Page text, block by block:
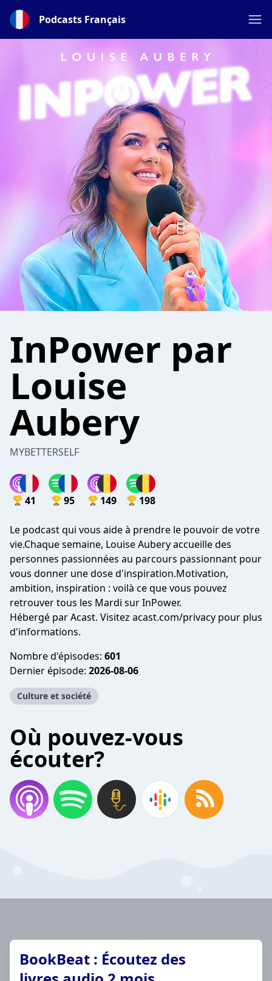
Podcasts Français
InPower par
Louise
Aubery
MYBETTERSELF
41 95 149 198
Le podcast qui vous aide à prendre le pouvoir de votre
vie.Chaque semaine, Louise Aubery accueille des
personnes passionnées au parcours passionnant pour
vous donner une dose d'inspiration.Motivation,
ambition, inspiration : voilà ce que vous pouvez
retrouver tous les Mardi sur InPower.
Hébergé par Acast. Visitez acast.com/privacy pour plus
d'informations.
Nombre d'épisodes: 601
Dernier épisode: 2026-08-06
Culture et société
Où pouvez-vous
écouter?
BookBeat : Écoutez des